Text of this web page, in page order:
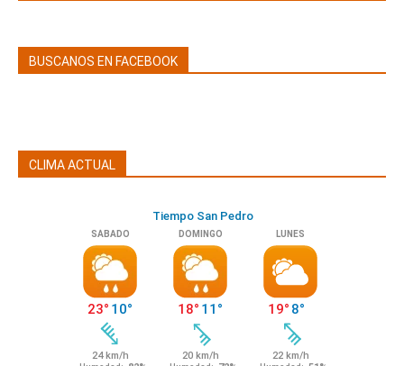
BUSCANOS EN FACEBOOK
CLIMA ACTUAL